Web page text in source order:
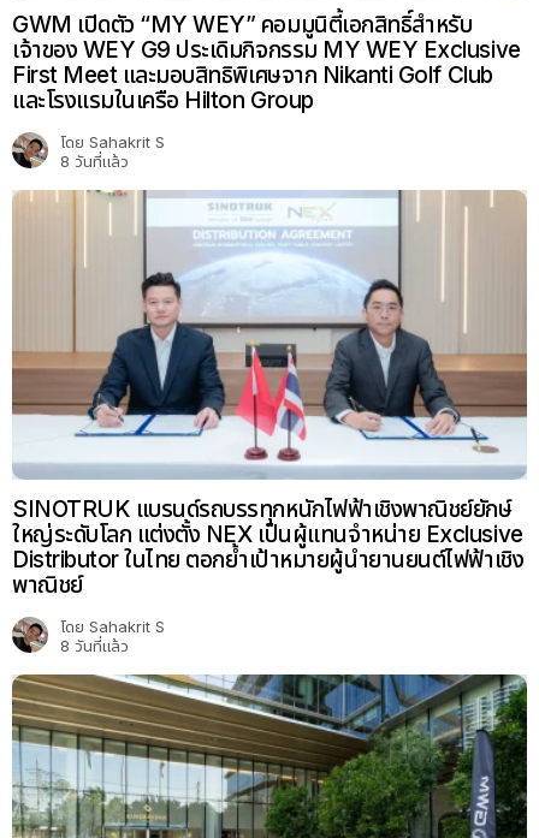
GWM เปิดตัว “MY WEY” คอมมูนิตี้เอกสิทธิ์สำหรับ
เจ้าของ WEY G9 ประเดิมกิจกรรม MY WEY Exclusive
First Meet และมอบสิทธิพิเศษจาก Nikanti Golf Club
และโรงแรมในเครือ Hilton Group
โดย Sahakrit S
8 วันที่แล้ว
SINOTRUK แบรนด์รถบรรทุกหนักไฟฟ้าเชิงพาณิชย์ยักษ์
ใหญ่ระดับโลก แต่งตั้ง NEX เป็นผู้แทนจำหน่าย Exclusive
Distributor ในไทย ตอกย้ำเป้าหมายผู้นำยานยนต์ไฟฟ้าเชิง
พาณิชย์
โดย Sahakrit S
8 วันที่แล้ว